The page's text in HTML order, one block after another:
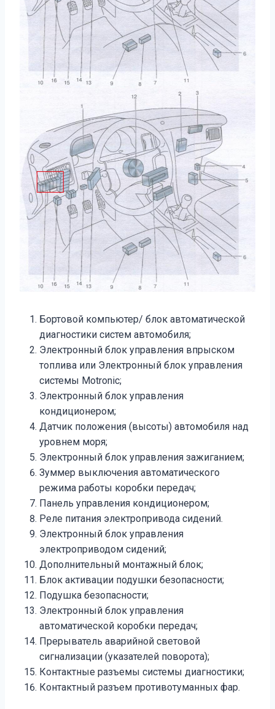
Бортовой компьютер/ блок автоматической
диагностики систем автомобиля;
Электронный блок управления впрыском
топлива или Электронный блок управления
системы Motronic;
Электронный блок управления
кондиционером;
Датчик положения (высоты) автомобиля над
уровнем моря;
Электронный блок управления зажиганием;
Зуммер выключения автоматического
режима работы коробки передач;
Панель управления кондиционером;
Реле питания электропривода сидений.
Электронный блок управления
электроприводом сидений;
Дополнительный монтажный блок;
Блок активации подушки безопасности;
Подушка безопасности;
Электронный блок управления
автоматической коробки передач;
Прерыватель аварийной световой
сигнализации (указателей поворота);
Контактные разъемы системы диагностики;
Контактный разъем противотуманных фар.